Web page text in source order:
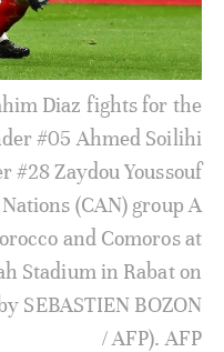
Diaz fights for the
#05 Ahmed Soilihi
#28 Zaydou Youssouf
(CAN) group A
and Comoros at
Stadium in Rabat on
SEBASTIEN BOZON
/ AFP). AFP